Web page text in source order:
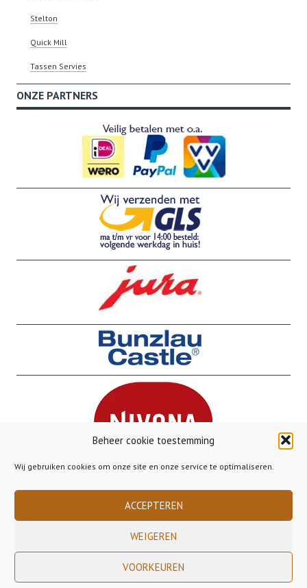
Beheer cookie toestemming
Wij gebruiken cookies om onze site en onze service te optimaliseren.
ACCEPTEREN
WEIGEREN
VOORKEUREN
Stelton
Quick Mill
Tassen Servies
ONZE PARTNERS
vanaf €50,00 - - - Gratis verzending naar België vanaf €85,00